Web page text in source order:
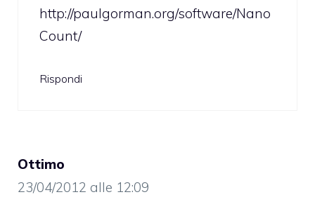
http://paulgorman.org/software/Nano
Count/
Rispondi
Ottimo
23/04/2012 alle 12:09